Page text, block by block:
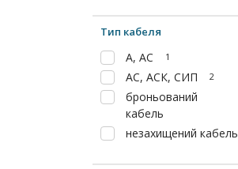
Тип кабеля
А, АС 1
АС, АСК, СИП 2
броньований
кабель
незахищений кабель